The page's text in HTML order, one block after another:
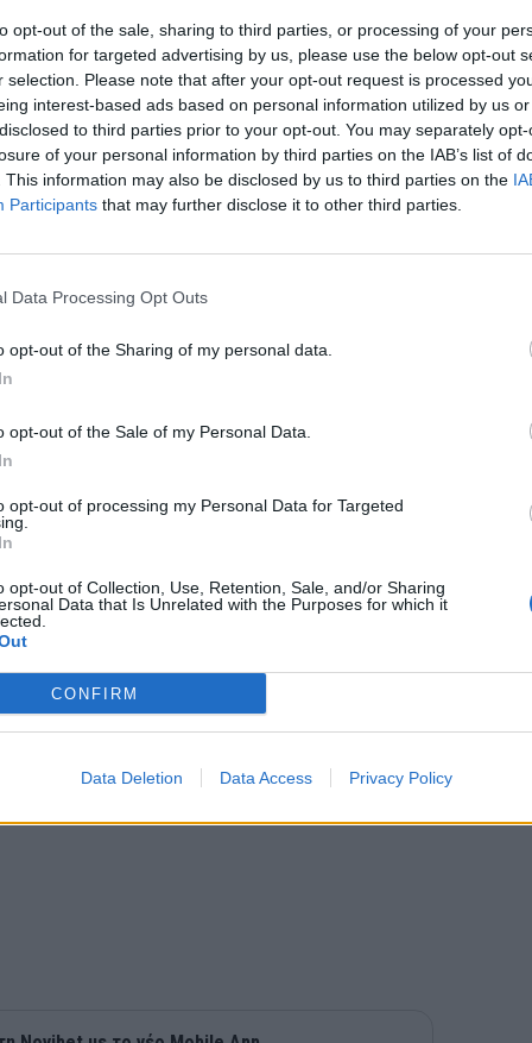
opt-out of the sale, sharing to third parties, or processing of your
for targeted advertising by us, please use the below opt-out
selection. Please note that after your opt-out request is processed
interest-based ads based on personal information utilized by us
to third parties prior to your opt-out. You may separately
of your personal information by third parties on the IAB’s list of
This information may also be disclosed by us to third parties on the
Participants that may further disclose it to other third parties.
Data Processing Opt Outs
opt-out of the Sharing of my personal data.
opt-out of the Sale of my Personal Data.
opt-out of processing my Personal Data for Targeted
opt-out of Collection, Use, Retention, Sale, and/or Sharing
Data that Is Unrelated with the Purposes for which it
CONFIRM
Data Deletion Data Access Privacy Policy
και έφτασε ακόμη και στο +8
Η Πρωταθλήτρια Ευρώπης θα κυνηγήσει
είχε ηττηθεί εντός έδρας με 11-9.